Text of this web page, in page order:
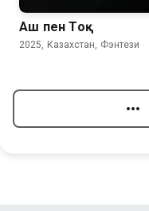
Аш пен Тоқ
2025, Казахстан, Фэнтези